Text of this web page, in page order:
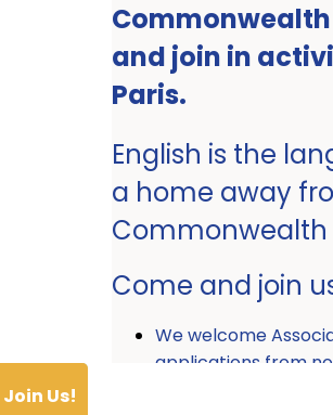
and join in
Paris.
English is the
a home away
Come and join
We welcome
applications from
Join Us!